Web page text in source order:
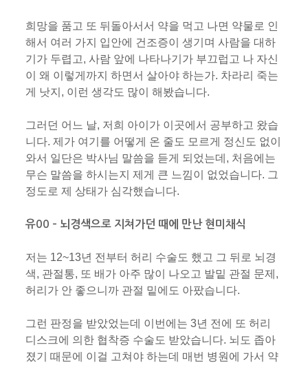
희망을 품고 또 뒤돌아서서 약을 먹고 나면 약물로 인
해서 여러 가지 입안에 건조증이 생기며 사람을 대하
기가 두렵고, 사람 앞에 나타나기가 부끄럽고 나 자신
이 왜 이렇게까지 하면서 살아야 하는가. 차라리 죽는
게 낫지, 이런 생각도 많이 해봤습니다.
그러던 어느 날, 저희 아이가 이곳에서 공부하고 왔습
니다. 제가 여기를 어떻게 온 줄도 모르게 정신도 없이
와서 일단은 박사님 말씀을 듣게 되었는데, 처음에는
무슨 말씀을 하시는지 제게 큰 느낌이 없었습니다. 그
정도로 제 상태가 심각했습니다.
유00 – 뇌경색으로 지쳐가던 때에 만난 현미채식
저는 12~13년 전부터 허리 수술도 했고 그 뒤로 뇌경
색, 관절통, 또 배가 아주 많이 나오고 발밑 관절 문제,
허리가 안 좋으니까 관절 밑에도 아팠습니다.
그런 판정을 받았었는데 이번에는 3년 전에 또 허리
디스크에 의한 협착증 수술도 받았습니다. 뇌도 좁아
졌기 때문에 이걸 고쳐야 하는데 매번 병원에 가서 약